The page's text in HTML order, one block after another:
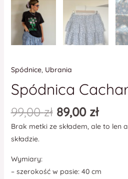
Spódnice, Ubrania
Spódnica
99,00zł 89,00 zł
Brak metki ze składem, ale to len
składzie.
Wymiary:
– szerokość w pasie: 40 cm